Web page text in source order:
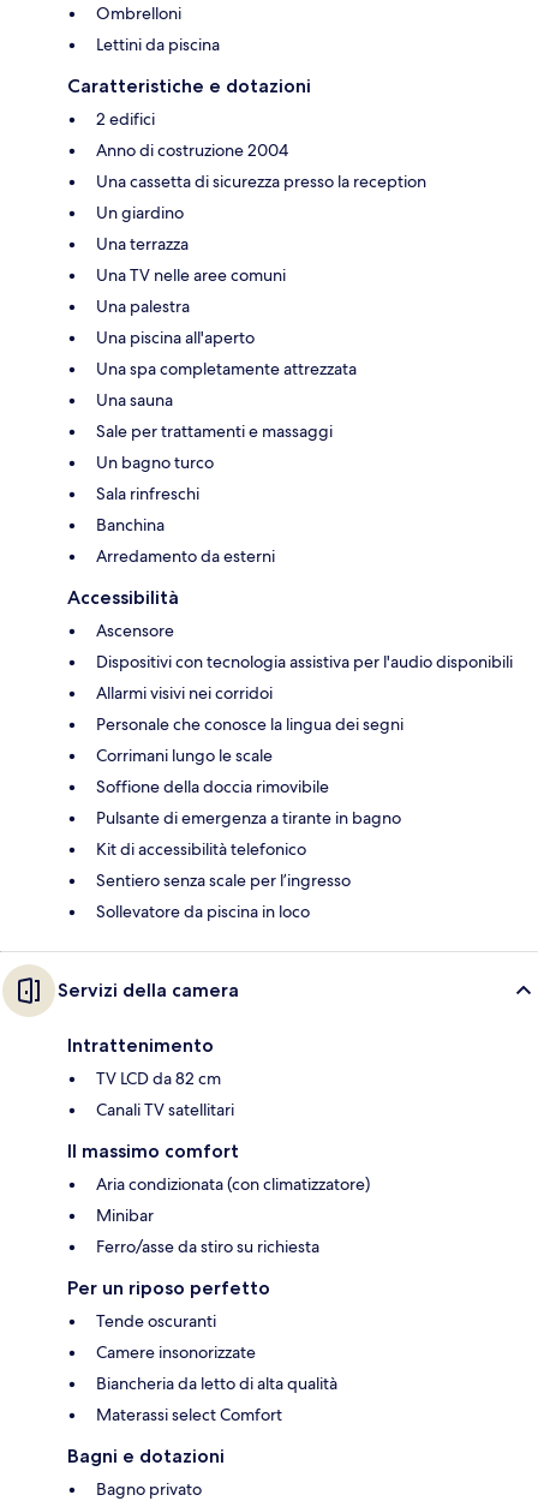
Ombrelloni
Lettini da piscina
Caratteristiche e dotazioni
2 edifici
Anno di costruzione 2004
Una cassetta di sicurezza presso la reception
Un giardino
Una terrazza
Una TV nelle aree comuni
Una palestra
Una piscina all'aperto
Una spa completamente attrezzata
Una sauna
Sale per trattamenti e massaggi
Un bagno turco
Sala rinfreschi
Banchina
Arredamento da esterni
Accessibilità
Ascensore
Dispositivi con tecnologia assistiva per l'audio disponibili
Allarmi visivi nei corridoi
Personale che conosce la lingua dei segni
Corrimani lungo le scale
Soffione della doccia rimovibile
Pulsante di emergenza a tirante in bagno
Kit di accessibilità telefonico
Sentiero senza scale per l’ingresso
Sollevatore da piscina in loco
Servizi della camera
Intrattenimento
TV LCD da 82 cm
Canali TV satellitari
Il massimo comfort
Aria condizionata (con climatizzatore)
Minibar
Ferro/asse da stiro su richiesta
Per un riposo perfetto
Tende oscuranti
Camere insonorizzate
Biancheria da letto di alta qualità
Materassi select Comfort
Bagni e dotazioni
Bagno privato